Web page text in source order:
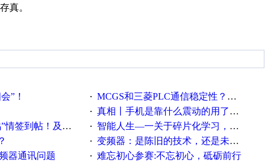
真。
”！ · MCGS和三菱PLC通信稳定性？？？
· 真相丨手机是靠什么震动的用了这么多年才知道！
时更新在线研讨会预告
·
智能人生—一关于碎片化学习，看这一篇就够了！
· 变频器：是陈旧的技术，还是未来的幕后英雄？
器通讯问题
· 难忘初心参赛:不忘初心，砥砺前行